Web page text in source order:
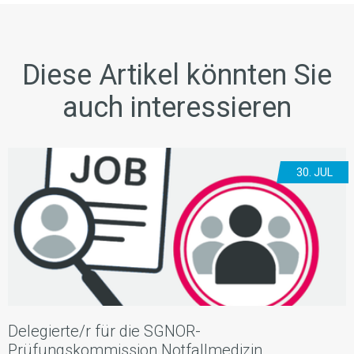
Diese Artikel könnten Sie
auch interessieren
30. JUL
Delegierte/r für die SGNOR-